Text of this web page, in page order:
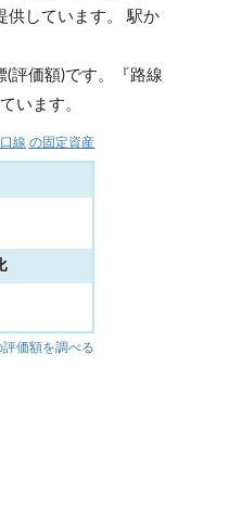
供しています。 駅か
評価額)です。『路線
います。
線)の固定資産
価額を調べる